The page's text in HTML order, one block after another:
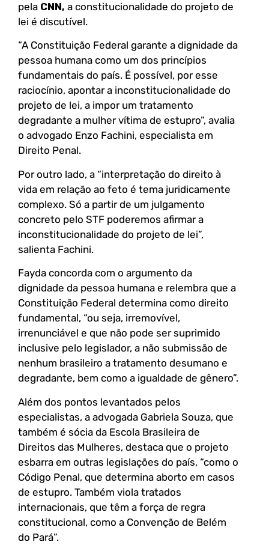
pela CNN, a constitucionalidade do projeto de
lei é discutível.
“A Constituição Federal garante a dignidade da
pessoa humana como um dos princípios
fundamentais do país. É possível, por esse
raciocínio, apontar a inconstitucionalidade do
projeto de lei, a impor um tratamento
degradante a mulher vítima de estupro”, avalia
o advogado Enzo Fachini, especialista em
Direito Penal.
Por outro lado, a “interpretação do direito à
vida em relação ao feto é tema juridicamente
complexo. Só a partir de um julgamento
concreto pelo STF poderemos afirmar a
inconstitucionalidade do projeto de lei”,
salienta Fachini.
Fayda concorda com o argumento da
dignidade da pessoa humana e relembra que a
Constituição Federal determina como direito
fundamental, “ou seja, irremovível,
irrenunciável e que não pode ser suprimido
inclusive pelo legislador, a não submissão de
nenhum brasileiro a tratamento desumano e
degradante, bem como a igualdade de gênero”.
Além dos pontos levantados pelos
especialistas, a advogada Gabriela Souza, que
também é sócia da Escola Brasileira de
Direitos das Mulheres, destaca que o projeto
esbarra em outras legislações do país, “como o
Código Penal, que determina aborto em casos
de estupro. Também viola tratados
internacionais, que têm a força de regra
constitucional, como a Convenção de Belém
do Pará”.